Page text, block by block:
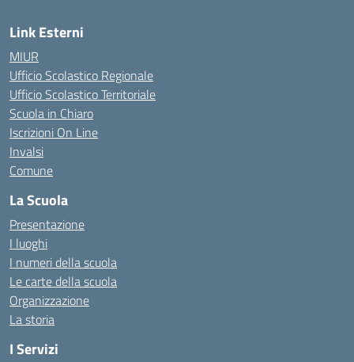
Link Esterni
MIUR
Ufficio Scolastico Regionale
Ufficio Scolastico Territoriale
Scuola in Chiaro
Iscrizioni On Line
Invalsi
Comune
La Scuola
Presentazione
I luoghi
I numeri della scuola
Le carte della scuola
Organizzazione
La storia
I Servizi